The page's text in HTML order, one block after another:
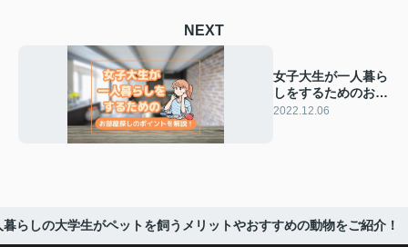
NEXT
女子大生が一人暮ら
しをするためのお部
屋探しのポイントを
2022.12.06
暮らしの大学生がペットを飼うメリットやおすすめの動物をご紹介！